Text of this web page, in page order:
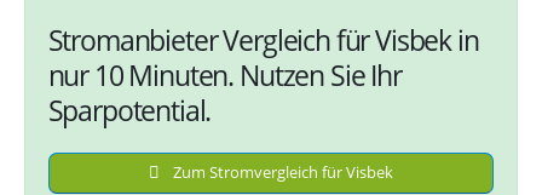
Stromanbieter Vergleich für Visbek in
nur 10 Minuten. Nutzen Sie Ihr
Sparpotential.
Zum Stromvergleich für Visbek